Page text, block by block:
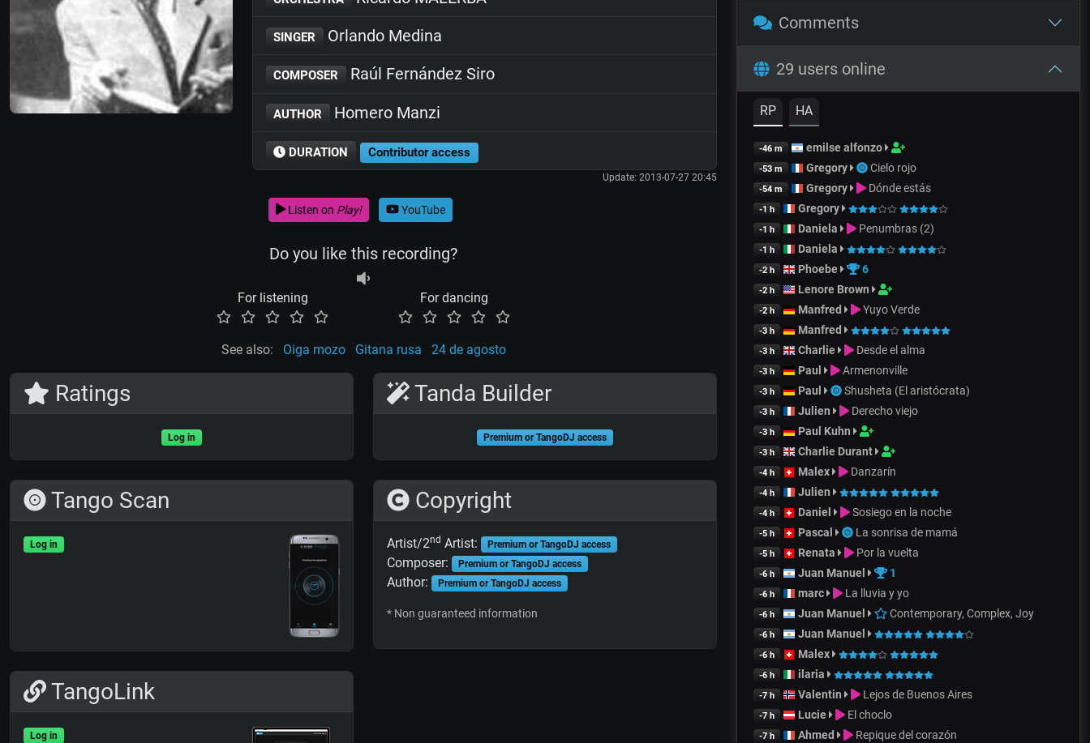
SINGER Orlando Medina
COMPOSER Raúl Fernández Siro
AUTHOR Homero Manzi
DURATION Contributor access
Update: 2013-07-27 20:45
Listen on Play! YouTube
Do you like this recording?
For listening For dancing
See also: Oiga mozo Gitana rusa 24 de agosto
Ratings
Log in
Tango Scan
Log in
TangoLink
Log in
Tanda Builder
Premium or TangoDJ access
Copyright
Artist/2nd Artist: Premium or TangoDJ access
Composer: Premium or TangoDJ access
Author: Premium or TangoDJ access
* Non guaranteed information
Comments
29 users online
RP HA
-46 m emilse alfonzo
-53 m Gregory Cielo rojo
-54 m Gregory Dónde estás
-1 h Gregory
-1 h Daniela Penumbras (2)
-1 h Daniela
-2 h Phoebe 6
-2 h Lenore Brown
-2 h Manfred Yuyo Verde
-3 h Manfred
-3 h Charlie Desde el alma
-3 h Paul Armenonville
-3 h Paul Shusheta (El aristócrata)
-3 h Julien Derecho viejo
-3 h Paul Kuhn
-3 h Charlie Durant
-4 h Malex Danzarín
-4 h Julien
-4 h Daniel Sosiego en la noche
-5 h Pascal La sonrisa de mamá
-5 h Renata Por la vuelta
-6 h Juan Manuel 1
-6 h marc La lluvia y yo
-6 h Juan Manuel Contemporary, Complex, Joy
-6 h Juan Manuel
-6 h Malex
-6 h ilaria
-7 h Valentin Lejos de Buenos Aires
-7 h Lucie El choclo
-7 h Ahmed Repique del corazón